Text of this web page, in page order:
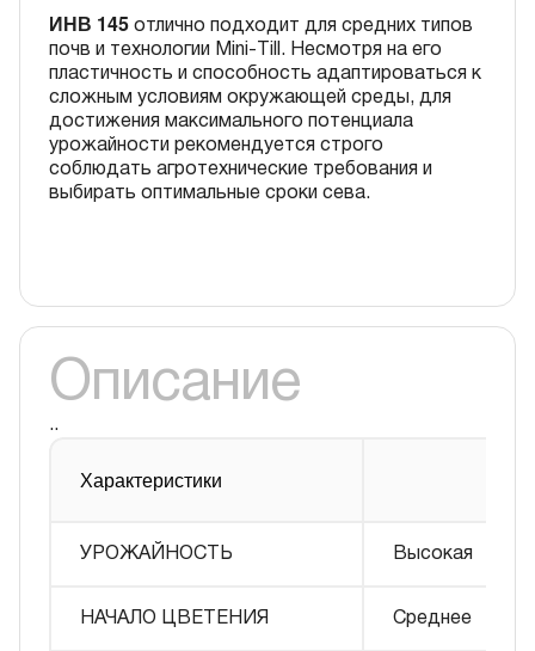
ИНВ 145 отлично подходит для средних типов
почв и технологии Mini-Till. Несмотря на его
пластичность и способность адаптироваться к
сложным условиям окружающей среды, для
достижения максимального потенциала
урожайности рекомендуется строго
соблюдать агротехнические требования и
выбирать оптимальные сроки сева.
Описание
..
Характеристики
УРОЖАЙНОСТЬ Высокая
НАЧАЛО ЦВЕТЕНИЯ Среднее